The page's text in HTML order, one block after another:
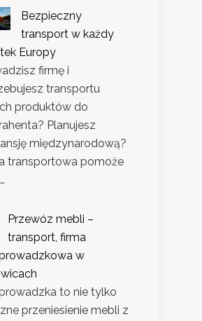
Bezpieczny
transport w każdy
Europy
firmę i
transportu
produktów do
Planujesz
międzynarodową?
transportowa pomoże
Przewóz mebli –
transport, firma
w
to nie tylko
przeniesienie mebli z